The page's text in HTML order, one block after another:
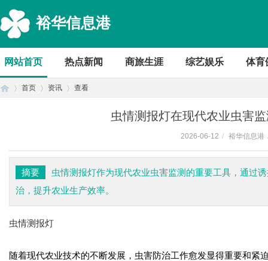
裕华信息港
网站首页 热点新闻 商旅生涯 综艺娱乐 体育
首页 资讯 查看
虫情测报灯在现代农业虫害
2026-06-12 / 裕华信息港
摘要
虫情测报灯作为现代农业虫害监测的重要工具，通过
治，提升农业生产效率。
虫情测报灯
随着现代农业技术的不断发展，虫害防治工作愈发显得重要和